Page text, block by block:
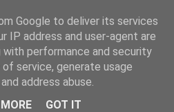
Google to deliver its services
IP address and user-agent are
with performance and security
service, generate usage
address abuse.
GOT IT